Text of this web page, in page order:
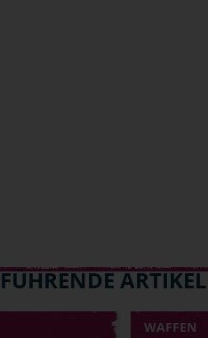
ARTIKEL
WAFFEN